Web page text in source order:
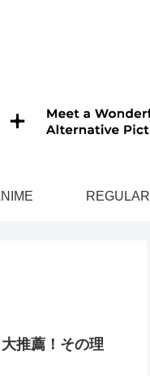
REGULAR
推薦！その理